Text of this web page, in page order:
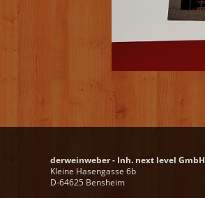
derweinweber - Inh. next level GmbH
Kleine Hasengasse 6b
D-64625 Bensheim